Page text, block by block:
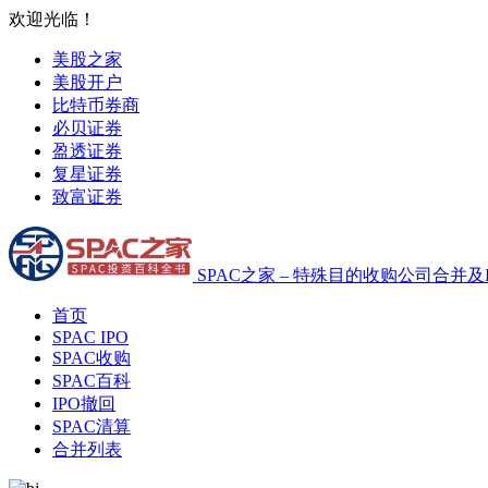
欢迎光临！
美股之家
美股开户
比特币券商
必贝证券
盈透证券
复星证券
致富证券
SPAC之家 – 特殊目的收购公司合并
首页
SPAC IPO
SPAC收购
SPAC百科
IPO撤回
SPAC清算
合并列表